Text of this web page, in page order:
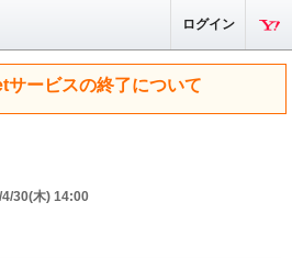
ログイン
サービスの終了について
30(木) 14:00